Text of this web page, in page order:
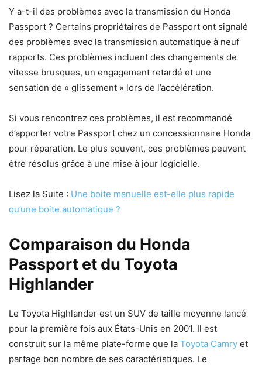
Y a-t-il des problèmes avec la transmission du Honda
Passport ? Certains propriétaires de Passport ont signalé
des problèmes avec la transmission automatique à neuf
rapports. Ces problèmes incluent des changements de
vitesse brusques, un engagement retardé et une
sensation de « glissement » lors de l’accélération.
Si vous rencontrez ces problèmes, il est recommandé
d’apporter votre Passport chez un concessionnaire Honda
pour réparation. Le plus souvent, ces problèmes peuvent
être résolus grâce à une mise à jour logicielle.
Lisez la Suite : Une boite manuelle est-elle plus rapide
qu’une boite automatique ?
Comparaison du Honda
Passport et du Toyota
Highlander
Le Toyota Highlander est un SUV de taille moyenne lancé
pour la première fois aux États-Unis en 2001. Il est
construit sur la même plate-forme que la Toyota Camry et
partage bon nombre de ses caractéristiques. Le